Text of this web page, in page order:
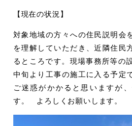
【現在の状況】
対象地域の方々への住民説明会
を理解していただき、近隣住民
るところです。現場事務所等の
中旬より工事の施工に入る予定
ご迷惑がかかると思いますが
す。 よろしくお願いします。